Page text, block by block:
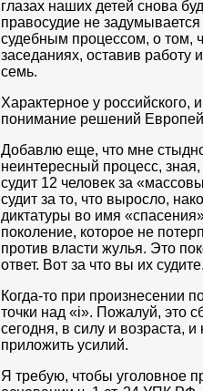
глазах наших детей снова
правосудие не
судебным процессом, о том,
заседаниях, оставив работу
семь.
Характерное у российского,
понимание решений
Добавлю еще, что мне
неинтересный процесс,
судит 12 человек за
судит за то, что выросло,
диктатуры во имя
поколение, которое не
против власти жулья. Это
ответ. Вот за что вы их судите.
Когда-то при произнесении
точки над «i». Пожалуй, это
сегодня, в силу и возраста,
приложить усилий.
Я требую, чтобы уголовное